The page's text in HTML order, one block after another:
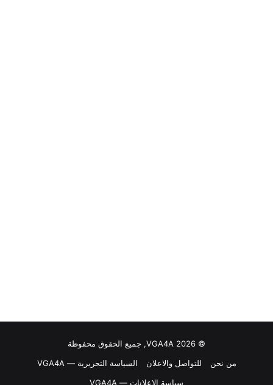
© VGA4A 2026, جميع الحقوق محفوظة
من نحن
للتواصل والاعلان
السياسة التحريرية — VGA4A
سياسة الإعلانات — VGA4A